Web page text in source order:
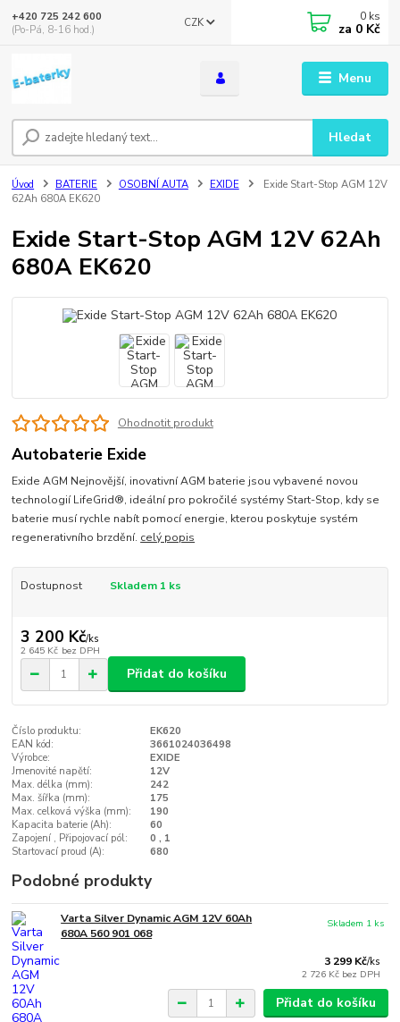
Menu
CZK
Hledat
+420 725 242 600
(Po-Pá, 8-16 hod.)
0 ks
za 0 Kč
Úvod BATERIE OSOBNÍ AUTA EXIDE
Exide Start-Stop AGM 12V
62Ah 680A EK620
Exide Start-Stop AGM 12V 62Ah
680A EK620
Ohodnotit produkt
Autobaterie Exide
Exide AGM Nejnovější, inovativní AGM baterie jsou vybavené novou
technologií LifeGrid®, ideální pro pokročilé systémy Start-Stop, kdy se
baterie musí rychle nabít pomocí energie, kterou poskytuje systém
regenerativního brzdění. celý popis
Dostupnost Skladem 1 ks
3 200 Kč/ks
2 645 Kč bez DPH
Přidat do košíku
Číslo produktu:
EK620
EAN kód:
3661024036498
Výrobce:
EXIDE
Jmenovité napětí:
12V
Max. délka (mm):
242
Max. šířka (mm):
175
Max. celková výška (mm):
190
Kapacita baterie (Ah):
60
Zapojení , Připojovací pól:
0 , 1
Startovací proud (A):
680
Podobné produkty
Varta Silver Dynamic AGM 12V 60Ah
680A 560 901 068
3 299 Kč/ks
2 726 Kč bez DPH
Skladem 1 ks
Přidat do košíku